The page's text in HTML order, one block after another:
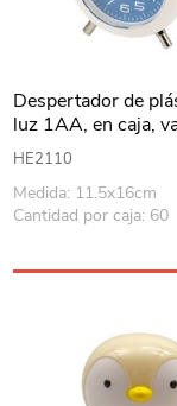
Despertador de
luz 1AA, en caja,
colores
HE2110
Medida: 11.5x16cm
Cantidad por caja: 60